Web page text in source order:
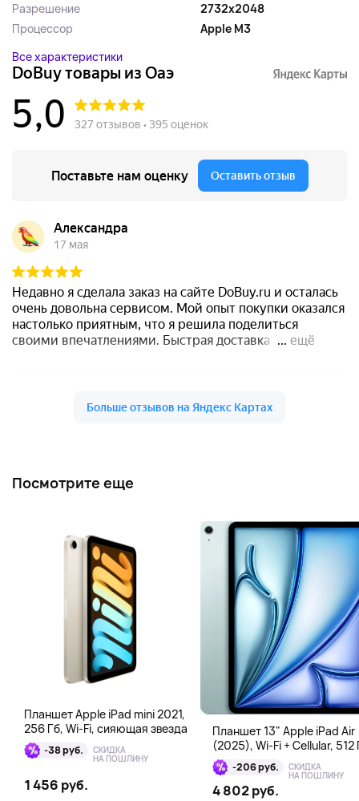
Разрешение
2732x2048
Процессор
Apple M3
Все характеристики
Посмотрите еще
Планшет Apple iPad mini 2021,
256 Гб, Wi-Fi, сияющая звезда
-38 руб. СКИДКА
НА ПОШЛИНУ
1 456 руб.
Планшет 13" Apple iPad Air
(2025), Wi-Fi + Cellular, 512
голубой
-206 руб. СКИДКА
НА ПОШЛИНУ
4 802 руб.